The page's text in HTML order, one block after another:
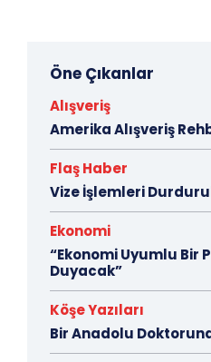
Öne Çıkanlar
Alışveriş
Amerika Alışveriş
Flaş Haber
Vize İşlemleri
Ekonomi
“Ekonomi Uyumlu Bir
Duyacak”
Köşe Yazıları
Bir Anadolu